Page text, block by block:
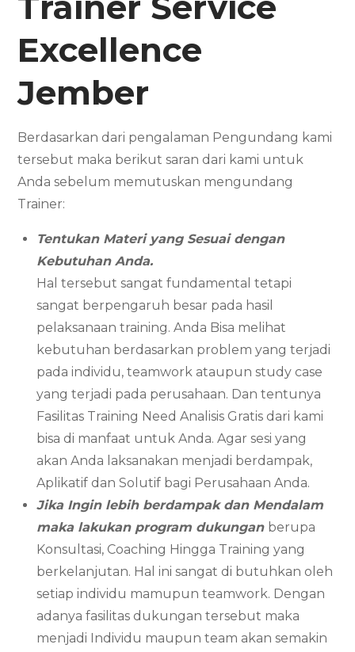
Excellence
Jember
Berdasarkan dari pengalaman Pengundang kami
tersebut maka berikut saran dari kami untuk
Anda sebelum memutuskan mengundang
Trainer:
Tentukan Materi yang Sesuai dengan
Kebutuhan Anda.
Hal tersebut sangat fundamental tetapi
sangat berpengaruh besar pada hasil
pelaksanaan training. Anda Bisa melihat
kebutuhan berdasarkan problem yang terjadi
pada individu, teamwork ataupun study case
yang terjadi pada perusahaan. Dan tentunya
Fasilitas Training Need Analisis Gratis dari kami
bisa di manfaat untuk Anda. Agar sesi yang
akan Anda laksanakan menjadi berdampak,
Aplikatif dan Solutif bagi Perusahaan Anda.
Jika Ingin lebih berdampak dan Mendalam
maka lakukan program dukungan berupa
Konsultasi, Coaching Hingga Training yang
berkelanjutan. Hal ini sangat di butuhkan oleh
setiap individu mamupun teamwork. Dengan
adanya fasilitas dukungan tersebut maka
menjadi Individu maupun team akan semakin